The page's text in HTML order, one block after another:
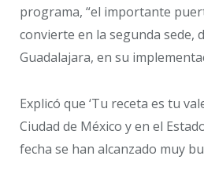
programa, “el importante
convierte en la segunda sede,
Guadalajara, en su
Explicó que ‘Tu receta es tu
Ciudad de México y en el
fecha se han alcanzado muy